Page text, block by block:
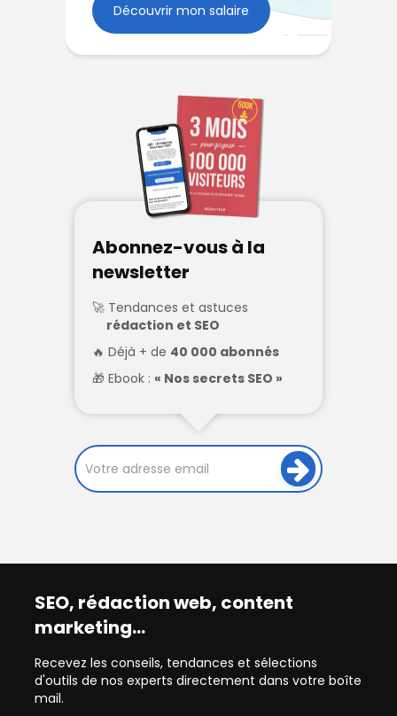
Découvrir mon salaire
Abonnez-vous à la
newsletter
Tendances et astuces
rédaction et SEO
Déjà + de 40 000 abonnés
Ebook : « Nos secrets SEO »
SEO, rédaction web, content
marketing…
Recevez les conseils, tendances et sélections
d'outils de nos experts directement dans votre boîte
mail.